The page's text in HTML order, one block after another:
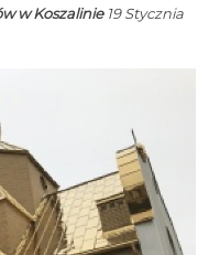
w Koszalinie19 Stycznia